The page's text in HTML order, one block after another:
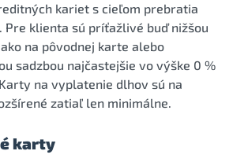
kariet s cieľom prebratia
Pre klienta sú príťažlivé buď nižšou
na pôvodnej karte alebo
sadzbou najčastejšie vo výške 0 %
na vyplatenie dlhov sú na
zatiaľ len minimálne.
karty